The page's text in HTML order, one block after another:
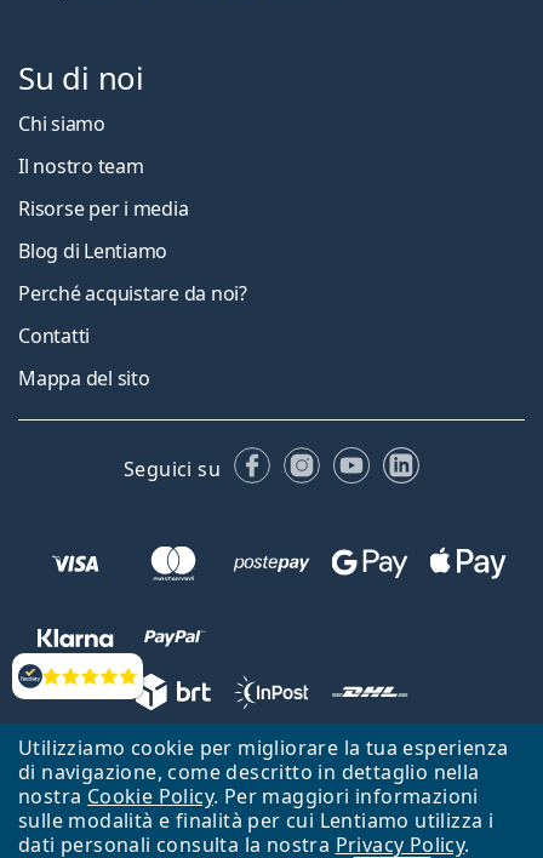
Utilizziamo cookie per migliorare la tua esperienza
di navigazione, come descritto in dettaglio nella
nostra Cookie Policy. Per maggiori informazioni
sulle modalità e finalità per cui Lentiamo utilizza i
dati personali consulta la nostra Privacy Policy.
Valutazione
Su di noi
Chi siamo
Il nostro team
Risorse per i media
Blog di Lentiamo
Perché acquistare da noi?
Contatti
Mappa del sito
Seguici su FacebookInstagram
YouTubeLinkedIn
Lentiamo s.r.o., Vídeňská 12, 37833 Nová Bystřice, Repubblica Ceca.
Partita IVA: CZ26104784
Torna alla Home Page Vai all'inizio